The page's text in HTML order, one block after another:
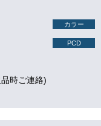
カラー
PCD
時ご連絡)